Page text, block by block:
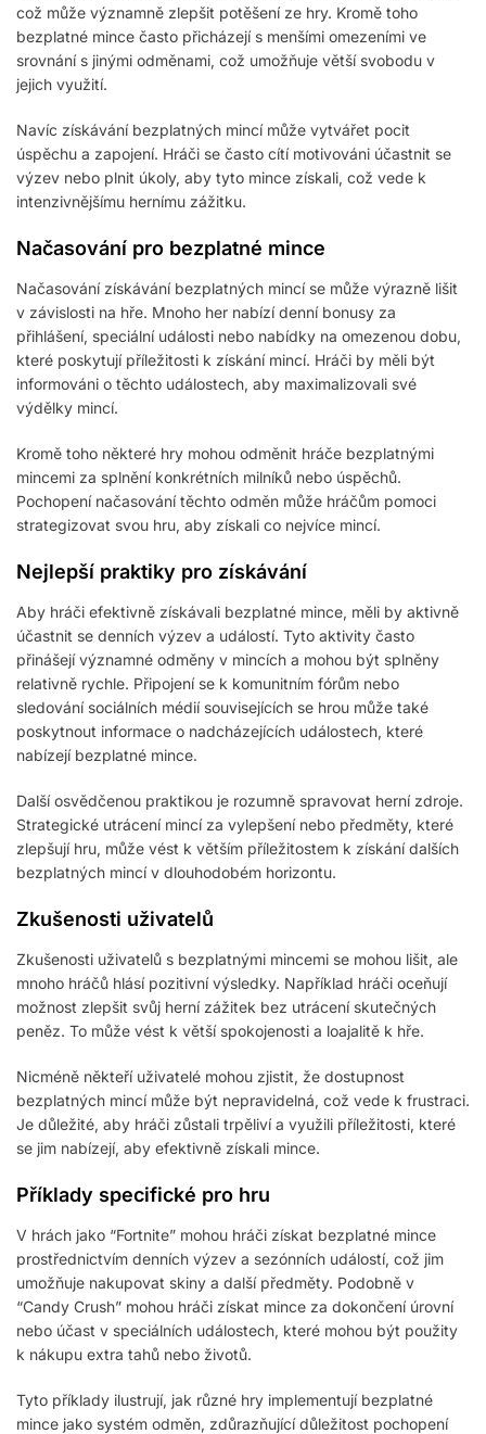
což může významně zlepšit potěšení ze hry. Kromě toho
bezplatné mince často přicházejí s menšími omezeními ve
srovnání s jinými odměnami, což umožňuje větší svobodu v
jejich využití.
Navíc získávání bezplatných mincí může vytvářet pocit
úspěchu a zapojení. Hráči se často cítí motivováni účastnit se
výzev nebo plnit úkoly, aby tyto mince získali, což vede k
intenzivnějšímu hernímu zážitku.
Načasování pro bezplatné mince
Načasování získávání bezplatných mincí se může výrazně lišit
v závislosti na hře. Mnoho her nabízí denní bonusy za
přihlášení, speciální události nebo nabídky na omezenou dobu,
které poskytují příležitosti k získání mincí. Hráči by měli být
informováni o těchto událostech, aby maximalizovali své
výdělky mincí.
Kromě toho některé hry mohou odměnit hráče bezplatnými
mincemi za splnění konkrétních milníků nebo úspěchů.
Pochopení načasování těchto odměn může hráčům pomoci
strategizovat svou hru, aby získali co nejvíce mincí.
Nejlepší praktiky pro získávání
Aby hráči efektivně získávali bezplatné mince, měli by aktivně
účastnit se denních výzev a událostí. Tyto aktivity často
přinášejí významné odměny v mincích a mohou být splněny
relativně rychle. Připojení se k komunitním fórům nebo
sledování sociálních médií souvisejících se hrou může také
poskytnout informace o nadcházejících událostech, které
nabízejí bezplatné mince.
Další osvědčenou praktikou je rozumně spravovat herní zdroje.
Strategické utrácení mincí za vylepšení nebo předměty, které
zlepšují hru, může vést k větším příležitostem k získání dalších
bezplatných mincí v dlouhodobém horizontu.
Zkušenosti uživatelů
Zkušenosti uživatelů s bezplatnými mincemi se mohou lišit, ale
mnoho hráčů hlásí pozitivní výsledky. Například hráči oceňují
možnost zlepšit svůj herní zážitek bez utrácení skutečných
peněz. To může vést k větší spokojenosti a loajalitě k hře.
Nicméně někteří uživatelé mohou zjistit, že dostupnost
bezplatných mincí může být nepravidelná, což vede k frustraci.
Je důležité, aby hráči zůstali trpěliví a využili příležitosti, které
se jim nabízejí, aby efektivně získali mince.
Příklady specifické pro hru
V hrách jako “Fortnite” mohou hráči získat bezplatné mince
prostřednictvím denních výzev a sezónních událostí, což jim
umožňuje nakupovat skiny a další předměty. Podobně v
“Candy Crush” mohou hráči získat mince za dokončení úrovní
nebo účast v speciálních událostech, které mohou být použity
k nákupu extra tahů nebo životů.
Tyto příklady ilustrují, jak různé hry implementují bezplatné
mince jako systém odměn, zdůrazňující důležitost pochopení